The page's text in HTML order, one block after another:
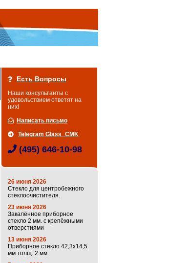
Есть Вопросы
Наши консультанты с
удовольствием ответят на
них!
Написать письмо
Telegram Glass_CMK
(495) 646-10-98
26 июня 2026
Стекло для центробежного
стеклоочистителя.
23 июня 2026
Закалённое приборное
стекло 2 мм. с крепёжными
отверстиями
13 июня 2026
Приборное стекло 42,3х14,5
мм толщ. 2 мм.